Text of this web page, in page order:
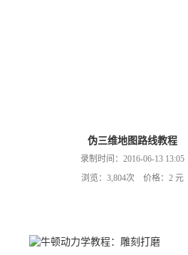
伪三维地图路线教程
录制时间：2016-06-13 13:05
浏览：3,804次 价格：2 元